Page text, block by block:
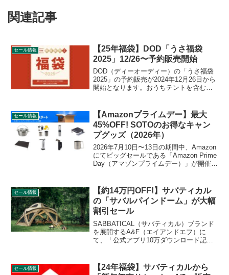
関連記事
セール情報
【25年福袋】DOD「うさ福袋
2025」12/26〜予約販売開始
DOD（ディーオーディー）の「うさ福袋
2025」の予約販売が2024年12月26日から
開始となります。おうちテントを含むキ
ト「うさ福袋-S、M、L、XL」の4種とな
ります。詳細をレビューします。
セール情報
【Amazonプライムデー】最大
45%OFF! SOTOのお得なキャン
プグッズ（2026年）
2026年7月10日〜13日の期間中、Amazon
にてビッグセールである「Amazon Prime
Day（アマゾンプライムデー）」が開催さ
ト）のキャンプグッズもお得に購入でき
ます。詳細をレビューします。
セール情報
【約14万円OFF!】サバティカル
の「サバルパインドーム」が大幅
割引セール
SABBATICAL（サバティカル）ブランド
を展開するA&F（エイアンドエフ）に
て、「公式アプリ10万ダウンロード記念
OFFで販売されています。その他アルニ
カが40%、スカイパイロット シンセティ
セール情報
【24年福袋】サバティカルから